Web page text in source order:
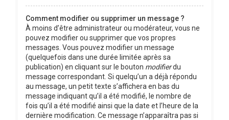
Comment modifier ou supprimer un message ?
À moins d’être administrateur ou modérateur, vous ne
pouvez modifier ou supprimer que vos propres
messages. Vous pouvez modifier un message
(quelquefois dans une durée limitée après sa
publication) en cliquant sur le bouton modifierdu
message correspondant. Si quelqu’un a déjà répondu
au message, un petit texte s’affichera en bas du
message indiquant qu’il a été modifié, le nombre de
fois qu’il a été modifié ainsi que la date et l’heure de la
dernière modification. Ce message n’apparaîtra pas si